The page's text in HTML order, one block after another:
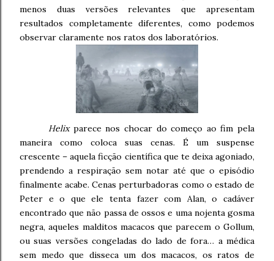
menos duas versões relevantes que apresentam
resultados completamente diferentes, como podemos
observar claramente nos ratos dos laboratórios.
Helixparece nos chocar do começo ao fim pela
maneira como coloca suas cenas. É um suspense
crescente – aquela ficção científica que te deixa agoniado,
prendendo a respiração sem notar até que o episódio
finalmente acabe. Cenas perturbadoras como o estado de
Peter e o que ele tenta fazer com Alan, o cadáver
encontrado que não passa de ossos e uma nojenta gosma
negra, aqueles malditos macacos que parecem o Gollum,
ou suas versões congeladas do lado de fora… a médica
sem medo que disseca um dos macacos, os ratos de